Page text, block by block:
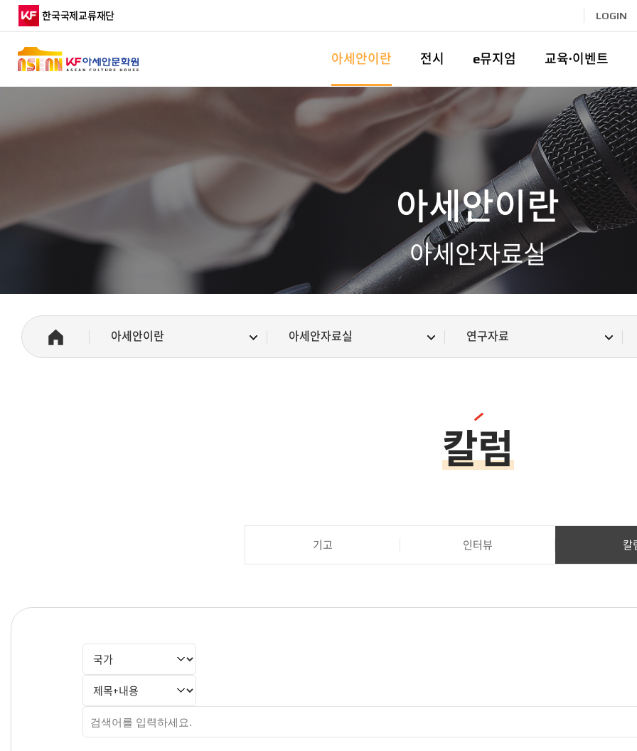
한국국제교류재단 LOGIN
아세안이란 전시 e뮤지엄 교육·이벤트
행사일정
주요활동
아세안문화원 알림
디지털 아카이브
TOP
아세안이란
아세안자료실
아세안이란 아세안자료실 연구자료
칼럼
기고 인터뷰 칼